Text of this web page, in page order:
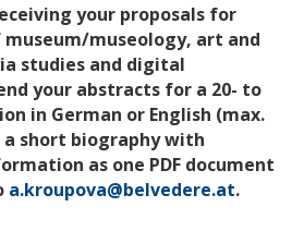
your proposals for
museology, art and
studies and digital
your abstracts for a 20- to
in German or English (max.
a short biography with
as one PDF document
a.kroupova@belvedere.at.